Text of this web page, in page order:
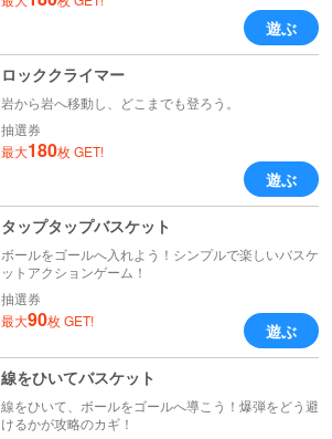
遊ぶ
ロッククライマー
岩から岩へ移動し、どこまでも登ろう。
抽選券
最大180枚 GET!
遊ぶ
タップタップバスケット
ボールをゴールへ入れよう！シンプルで楽しいバスケ
ットアクションゲーム！
抽選券
最大90枚 GET! 遊ぶ
線をひいてバスケット
線をひいて、ボールをゴールへ導こう！爆弾をどう避
けるかが攻略のカギ！